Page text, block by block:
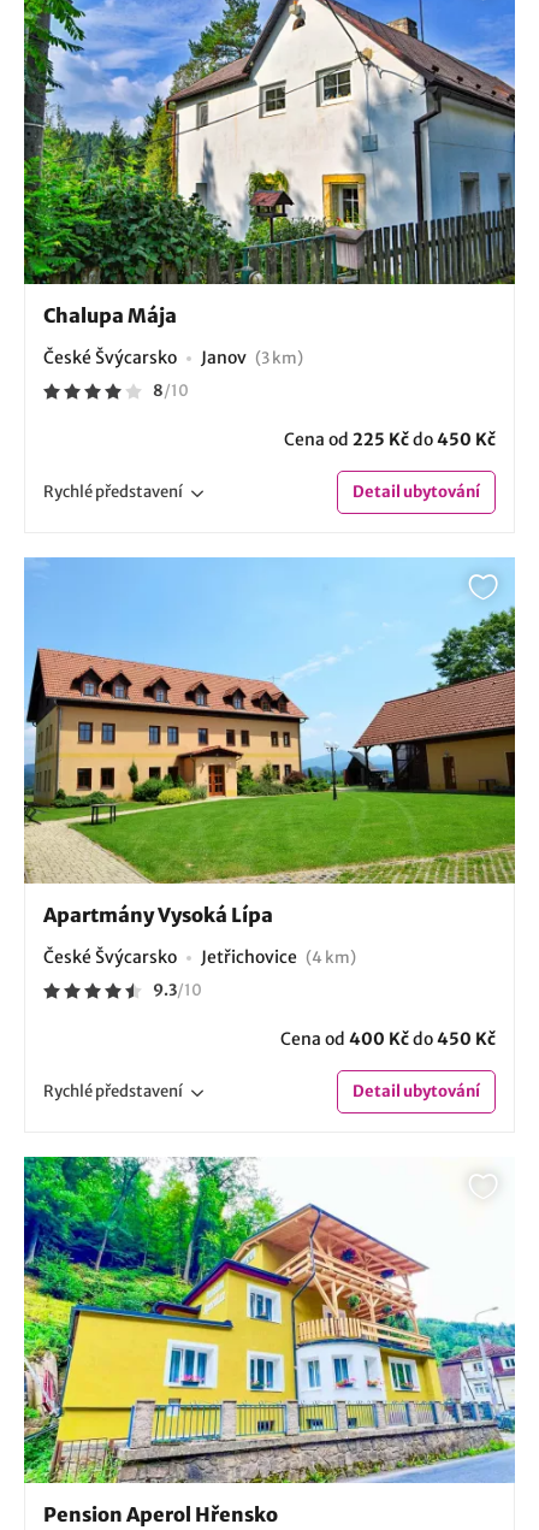
Chalupa Mája
České Švýcarsko Janov (3 km)
8/10
Cena od 225 Kčdo450 Kč
Rychlépředstavení Detailubytování
Apartmány Vysoká Lípa
České Švýcarsko Jetřichovice (4 km)
9.3/10
Cena od 400 Kčdo450 Kč
Rychlépředstavení Detailubytování
Pension Aperol Hřensko